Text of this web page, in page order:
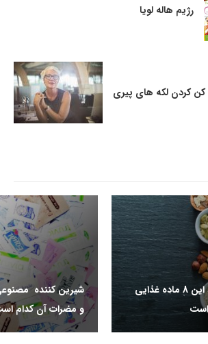
رژیم هاله لویا
کردن لکه های پیری
مصرف بیش از حد این 8 ماده غذایی
شیرین کننده
و مضرات آن کدام